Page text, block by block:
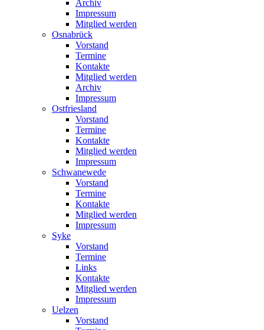
Archiv
Impressum
Mitglied werden
Osnabrück
Vorstand
Termine
Kontakte
Mitglied werden
Archiv
Impressum
Ostfriesland
Vorstand
Termine
Kontakte
Mitglied werden
Impressum
Schwanewede
Vorstand
Termine
Kontakte
Mitglied werden
Impressum
Syke
Vorstand
Termine
Links
Kontakte
Mitglied werden
Impressum
Uelzen
Vorstand